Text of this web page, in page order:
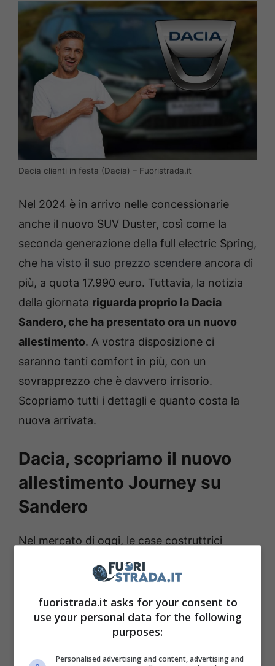
Dacia clienti in festa (Dacia) – Fuoristrada.it
Nel 2024 è in arrivo nelle concessionarie
anche il nuovo SUV Duster, così come la
seconda generazione della full electric Spring,
che ha visto il suo prezzo scendere ancora di
più, a quota 17.990 euro. Tuttavia, la notizia
della giornata riguarda proprio la Dacia
Sandero, che ha presentato ora un nuovo
allestimento. A vostra disposizione ci
saranno tanti comfort in più, con un
sovrapprezzo che è davvero irrisorio.
Scopriamo tutti i dettagli e quanto costa la
nuova arrivata.
Dacia, scopriamo il nuovo
allestimento Journey su
Sandero
Nel mercato di oggi, le case costruttrici
differenziano molto i loro modelli, che sono in
vendita con tanti allestimenti e
motorizzazioni.Per la Dacia Sandero
Streetway, ovvero la versione citycar, è
stato appena svelato l’allestimento
che rispetto all’Expression viene a costare
fuoristrada.it asks for your consent to
use your personal data for the following
purposes:
Personalised advertising and content, advertising and